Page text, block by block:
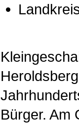
Bürger. Am